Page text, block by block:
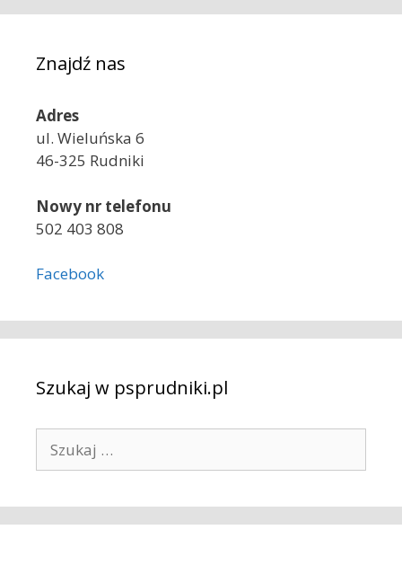
Znajdź nas
Adres
ul. Wieluńska 6
46-325 Rudniki
Nowy nr telefonu
502 403 808
Facebook
Szukaj w psprudniki.pl
k
a